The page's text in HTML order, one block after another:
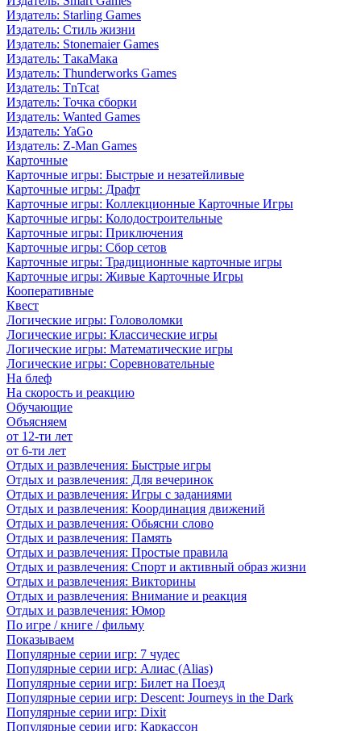
Издатель: Starling Games
Издатель: Стиль жизни
Издатель: Stonemaier Games
Издатель: ТакаМака
Издатель: Thunderworks Games
Издатель: TnTcat
Издатель: Точка сборки
Издатель: Wanted Games
Издатель: YaGo
Издатель: Z-Man Games
Карточные
Карточные игры: Быстрые и незатейливые
Карточные игры: Драфт
Карточные игры: Коллекционные Карточные Игры
Карточные игры: Колодостроительные
Карточные игры: Приключения
Карточные игры: Сбор сетов
Карточные игры: Традиционные карточные игры
Карточные игры: Живые Карточные Игры
Кооперативные
Квест
Логические игры: Головоломки
Логические игры: Классические игры
Логические игры: Математические игры
Логические игры: Соревновательные
На блеф
На скорость и реакцию
Обучающие
Объясняем
от 12-ти лет
от 6-ти лет
Отдых и развлечения: Быстрые игры
Отдых и развлечения: Для вечеринок
Отдых и развлечения: Игры с заданиями
Отдых и развлечения: Координация движений
Отдых и развлечения: Обьясни слово
Отдых и развлечения: Память
Отдых и развлечения: Простые правила
Отдых и развлечения: Спорт и активный образ жизни
Отдых и развлечения: Викторины
Отдых и развлечения: Внимание и реакция
Отдых и развлечения: Юмор
По игре / книге / фильму
Показываем
Популярные серии игр: 7 чудес
Популярные серии игр: Алиас (Alias)
Популярные серии игр: Билет на Поезд
Популярные серии игр: Descent: Journeys in the Dark
Популярные серии игр: Dixit
Популярные серии игр: Каркассон